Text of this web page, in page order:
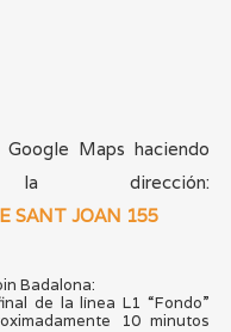
Maps haciendo
SANT JOAN 155
Badalona:
de la línea L1 “Fondo”
10 minutos